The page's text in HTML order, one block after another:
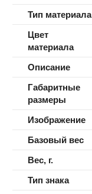
Тип материала
Цвет
материала
Описание
Габаритные
размеры
Изображение
Базовый вес
Вес, г.
Тип знака